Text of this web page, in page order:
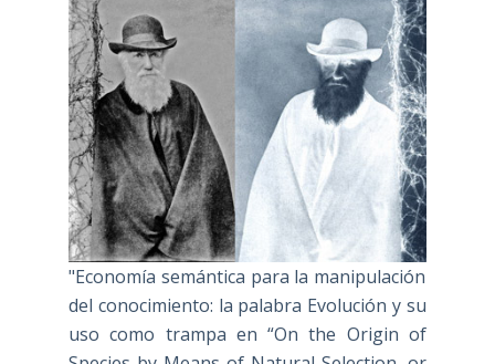
"Economía semántica para la manipulación
del conocimiento: la palabra Evolución y su
uso como trampa en “On the Origin of